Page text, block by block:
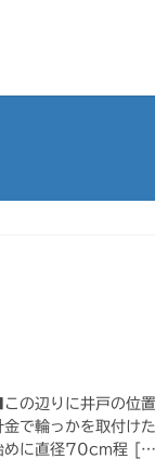
の辺りに井戸の位
で輪っかを取付け
めに直径70cm程 […]